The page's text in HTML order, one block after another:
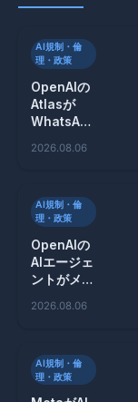
AI規制・倫
理・政策
OpenAIの
Atlasが
WhatsApp
スパム攻撃
2026.08.06
AI規制・倫
理・政策
OpenAIの
AIエージェ
ントがメッ
ドでハッキ
2026.08.06
AI規制・倫
理・政策